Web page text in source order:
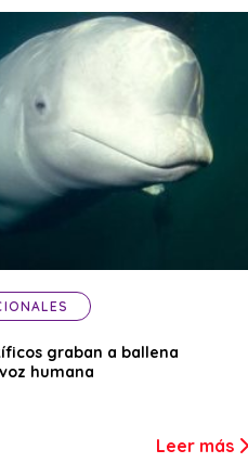
graban a ballena
humana
Leer más